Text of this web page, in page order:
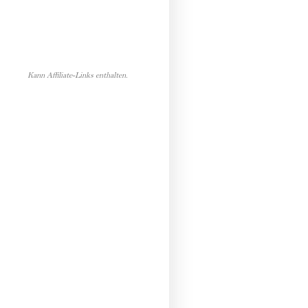
Kann Affiliate-Links enthalten.